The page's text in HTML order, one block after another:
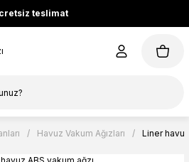
teslimat
Havuz Vakum Ağızları Liner